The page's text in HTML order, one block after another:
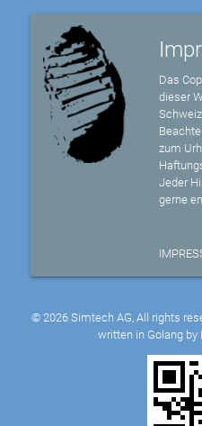
Das
dieser
Schweiz.
zum
Jeder
gerne
© 2026 Simtech AG, All rights
written in Golang